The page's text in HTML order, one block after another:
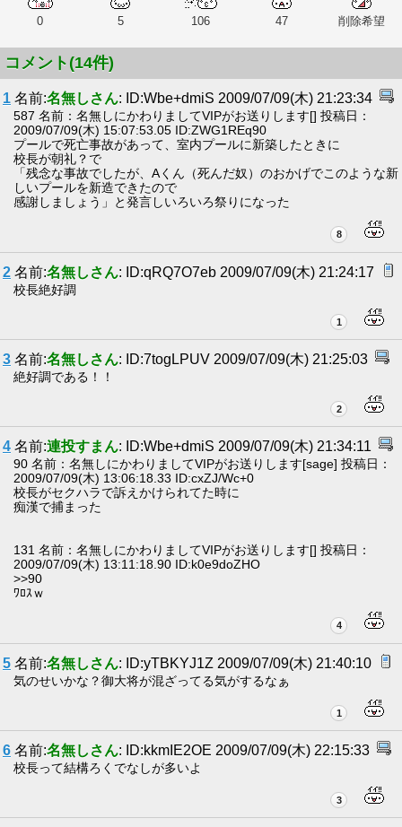
0 5 106 47 削除希望
コメント(14件)
1 名前:名無しさん: ID:Wbe+dmiS 2009/07/09(木) 21:23:34
587 名前：名無しにかわりましてVIPがお送りします[] 投稿日：
2009/07/09(木) 15:07:53.05 ID:ZWG1REq90
プールで死亡事故があって、室内プールに新築したときに
校長が朝礼？で
「残念な事故でしたが、Aくん（死んだ奴）のおかげでこのような新
しいプールを新造できたので
感謝しましょう」と発言しいろいろ祭りになった
8
2 名前:名無しさん: ID:qRQ7O7eb 2009/07/09(木) 21:24:17
校長絶好調
1
3 名前:名無しさん: ID:7togLPUV 2009/07/09(木) 21:25:03
絶好調である！！
2
4 名前:連投すまん: ID:Wbe+dmiS 2009/07/09(木) 21:34:11
90 名前：名無しにかわりましてVIPがお送りします[sage] 投稿日：
2009/07/09(木) 13:06:18.33 ID:cxZJ/Wc+0
校長がセクハラで訴えかけられてた時に
痴漢で捕まった
131 名前：名無しにかわりましてVIPがお送りします[] 投稿日：
2009/07/09(木) 13:11:18.90 ID:k0e9doZHO
>>90
ﾜﾛｽｗ
4
5 名前:名無しさん: ID:yTBKYJ1Z 2009/07/09(木) 21:40:10
気のせいかな？御大将が混ざってる気がするなぁ
1
6 名前:名無しさん: ID:kkmIE2OE 2009/07/09(木) 22:15:33
校長って結構ろくでなしが多いよ
3